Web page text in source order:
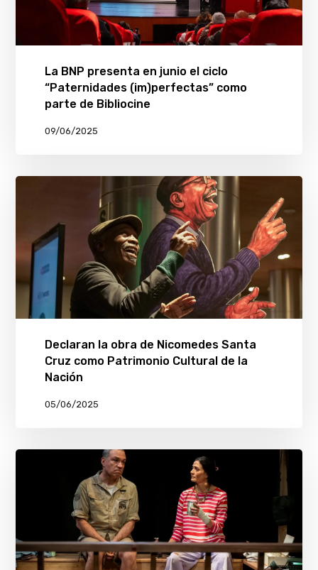
La BNP presenta en junio el ciclo
“Paternidades (im)perfectas” como
parte de Bibliocine
09/06/2025
Declaran la obra de Nicomedes Santa
Cruz como Patrimonio Cultural de la
Nación
05/06/2025